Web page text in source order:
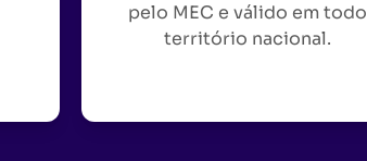
pelo MEC e válido em todo
território nacional.